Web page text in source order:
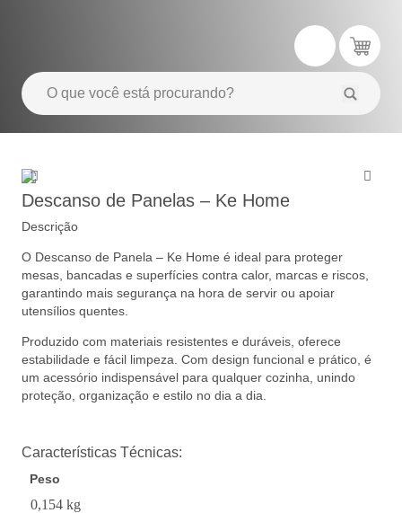
Descanso de Panelas – Ke Home
Descrição
O Descanso de Panela – Ke Home é ideal para proteger
mesas, bancadas e superfícies contra calor, marcas e riscos,
garantindo mais segurança na hora de servir ou apoiar
utensílios quentes.
Produzido com materiais resistentes e duráveis, oferece
estabilidade e fácil limpeza. Com design funcional e prático, é
um acessório indispensável para qualquer cozinha, unindo
proteção, organização e estilo no dia a dia.
Características Técnicas:
Peso
0,154 kg